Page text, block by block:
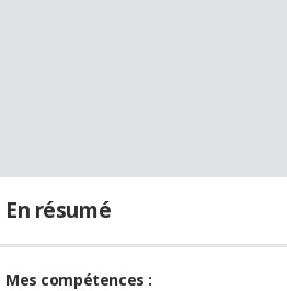
En résumé
Mes compétences :